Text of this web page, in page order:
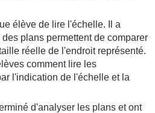
élève de lire l'échelle. Il a
plans permettent de comparer
réelle de l'endroit représenté.
comment lire les
l'indication de l'échelle et la
d'analyser les plans et ont